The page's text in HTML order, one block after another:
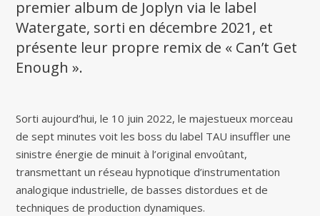
premier album de Joplyn via le label
Watergate, sorti en décembre 2021, et
présente leur propre remix de « Can’t Get
Enough ».
Sorti aujourd’hui, le 10 juin 2022, le majestueux morceau
de sept minutes voit les boss du label TAU insuffler une
sinistre énergie de minuit à l’original envoûtant,
transmettant un réseau hypnotique d’instrumentation
analogique industrielle, de basses distordues et de
techniques de production dynamiques.